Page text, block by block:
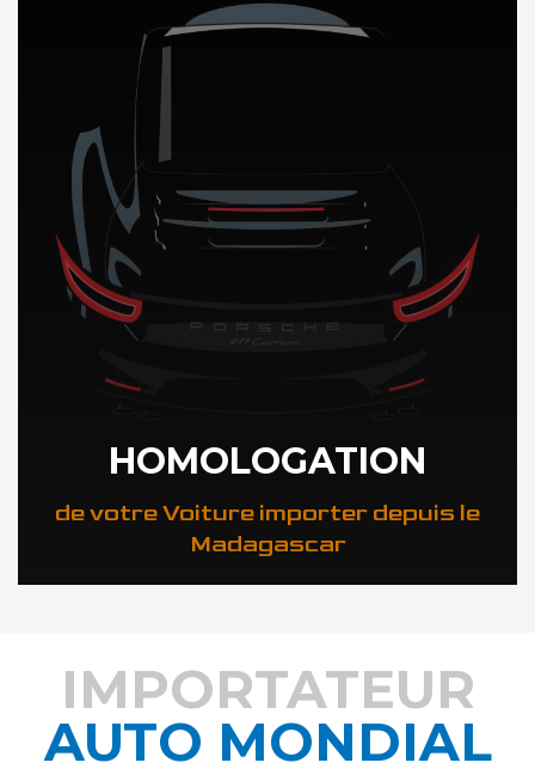
DÉCOUVREZ NOTRE IMPORTATION AUTO a Madagascar
HOMOLOGATION
de votre Voiture importer depuis le
Madagascar
DÉCOUVREZ COMMENT
IMPORTATEUR
AUTO MONDIAL